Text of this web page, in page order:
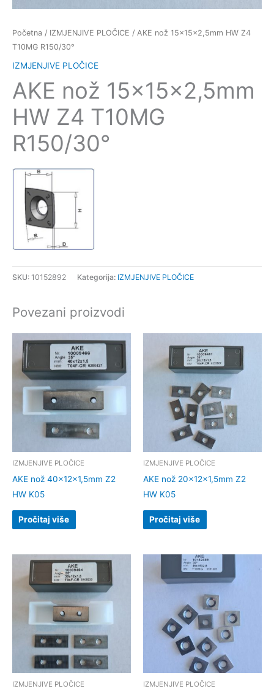
Početna / IZMJENJIVE PLOČICE / AKE nož 15x15x2,5mm HW Z4
T10MG R150/30°
IZMJENJIVE PLOČICE
AKE nož 15x15x2,5mm
HW Z4 T10MG
R150/30°
SKU: 10152892 Kategorija: IZMJENJIVE PLOČICE
Povezani proizvodi
IZMJENJIVE PLOČICE
AKE nož 40x12x1,5mm Z2
HW K05
Pročitaj više
IZMJENJIVE PLOČICE
AKE nož 20x12x1,5mm Z2
HW K05
Pročitaj više
IZMJENJIVE PLOČICE IZMJENJIVE PLOČICE